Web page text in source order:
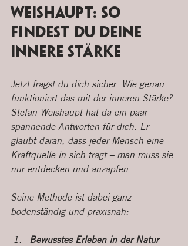
Weishaupt: So
findest du deine
innere Stärke
Jetzt fragst du dich sicher: Wie genau
funktioniert das mit der inneren Stärke?
Stefan Weishaupt hat da ein paar
spannende Antworten für dich. Er
glaubt daran, dass jeder Mensch eine
Kraftquelle in sich trägt – man muss sie
nur entdecken und anzapfen.
Seine Methode ist dabei ganz
bodenständig und praxisnah:
Bewusstes Erleben in der Natur